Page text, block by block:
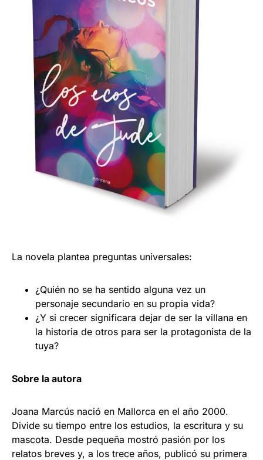
La novela plantea preguntas universales:
¿Quién no se ha sentido alguna vez un
personaje secundario en su propia vida?
¿Y si crecer significara dejar de ser la villana en
la historia de otros para ser la protagonista de la
tuya?
Sobre la autora
Joana Marcús nació en Mallorca en el año 2000.
Divide su tiempo entre los estudios, la escritura y su
mascota. Desde pequeña mostró pasión por los
relatos breves y, a los trece años, publicó su primera